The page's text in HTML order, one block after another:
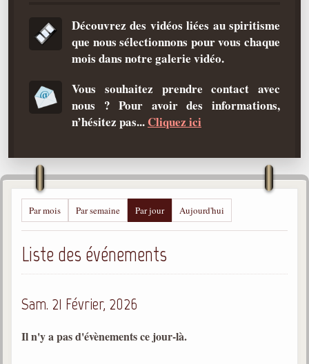
La doctrine d'Allan Kardec
But des manifestations spirites
Médiums
Allan Kardec
1804-1869
Léon Denis
1846-1927
Gabriel Delanne
1910-2002
Divaldo Franco
1927-2025
Découvrez des vidéos liées au spiritisme
que nous sélectionnons pour vous chaque
mois dans notre galerie vidéo.
Vous souhaitez prendre contact avec
nous ? Pour avoir des informations,
n’hésitez pas... Cliquez ici
Par mois Par semaine Par jour Aujourd'hui
Liste des événements
Sam. 21 Février, 2026
Il n'y a pas d'évènements ce jour-là.